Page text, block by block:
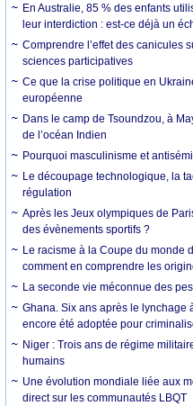
En Australie, 85 % des enfants
leur interdiction : est-ce déjà un
Comprendre l’effet des canicules
sciences participatives
Ce que la crise politique en
européenne
Dans le camp de Tsoundzou, à
de l’océan Indien
Pourquoi masculinisme et
Le découpage technologique, la
régulation
Après les Jeux olympiques de
des évènements sportifs ?
Le racisme à la Coupe du monde
comment en comprendre les
La seconde vie méconnue des
Ghana. Six ans après le lynchage
encore été adoptée pour
Niger : Trois ans de régime
humains
Une évolution mondiale liée aux
direct sur les communautés LBQT